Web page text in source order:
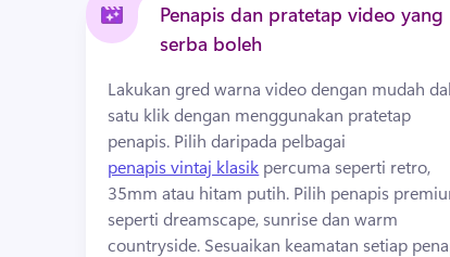
Penapis dan pratetap video yang
serba boleh
Lakukan gred warna video dengan mudah
satu klik dengan menggunakan pratetap
penapis. Pilih daripada pelbagai
penapis vintaj klasik percuma seperti retro,
35mm atau hitam putih. Pilih penapis
seperti dreamscape, sunrise dan warm
countryside. Sesuaikan keamatan setiap